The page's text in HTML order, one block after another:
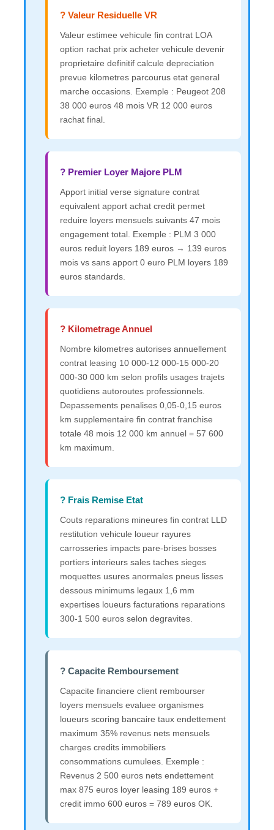
? Valeur Residuelle VR
Valeur estimee vehicule fin contrat LOA
option rachat prix acheter vehicule devenir
proprietaire definitif calcule depreciation
prevue kilometres parcourus etat general
marche occasions. Exemple : Peugeot 208
38 000 euros 48 mois VR 12 000 euros
rachat final.
? Premier Loyer Majore PLM
Apport initial verse signature contrat
equivalent apport achat credit permet
reduire loyers mensuels suivants 47 mois
engagement total. Exemple : PLM 3 000
euros reduit loyers 189 euros → 139 euros
mois vs sans apport 0 euro PLM loyers 189
euros standards.
? Kilometrage Annuel
Nombre kilometres autorises annuellement
contrat leasing 10 000-12 000-15 000-20
000-30 000 km selon profils usages trajets
quotidiens autoroutes professionnels.
Depassements penalises 0,05-0,15 euros
km supplementaire fin contrat franchise
totale 48 mois 12 000 km annuel = 57 600
km maximum.
? Frais Remise Etat
Couts reparations mineures fin contrat LLD
restitution vehicule loueur rayures
carrosseries impacts pare-brises bosses
portiers interieurs sales taches sieges
moquettes usures anormales pneus lisses
dessous minimums legaux 1,6 mm
expertises loueurs facturations reparations
300-1 500 euros selon degravites.
? Capacite Remboursement
Capacite financiere client rembourser
loyers mensuels evaluee organismes
loueurs scoring bancaire taux endettement
maximum 35% revenus nets mensuels
charges credits immobiliers
consommations cumulees. Exemple :
Revenus 2 500 euros nets endettement
max 875 euros loyer leasing 189 euros +
credit immo 600 euros = 789 euros OK.